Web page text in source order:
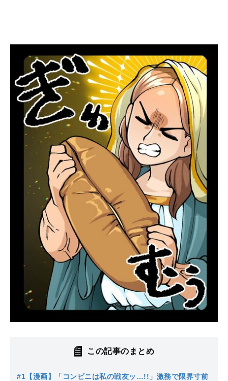
この記事のまとめ
#1 【漫画】「コンビニは私の戦友ッ…!!」激務で限界寸前